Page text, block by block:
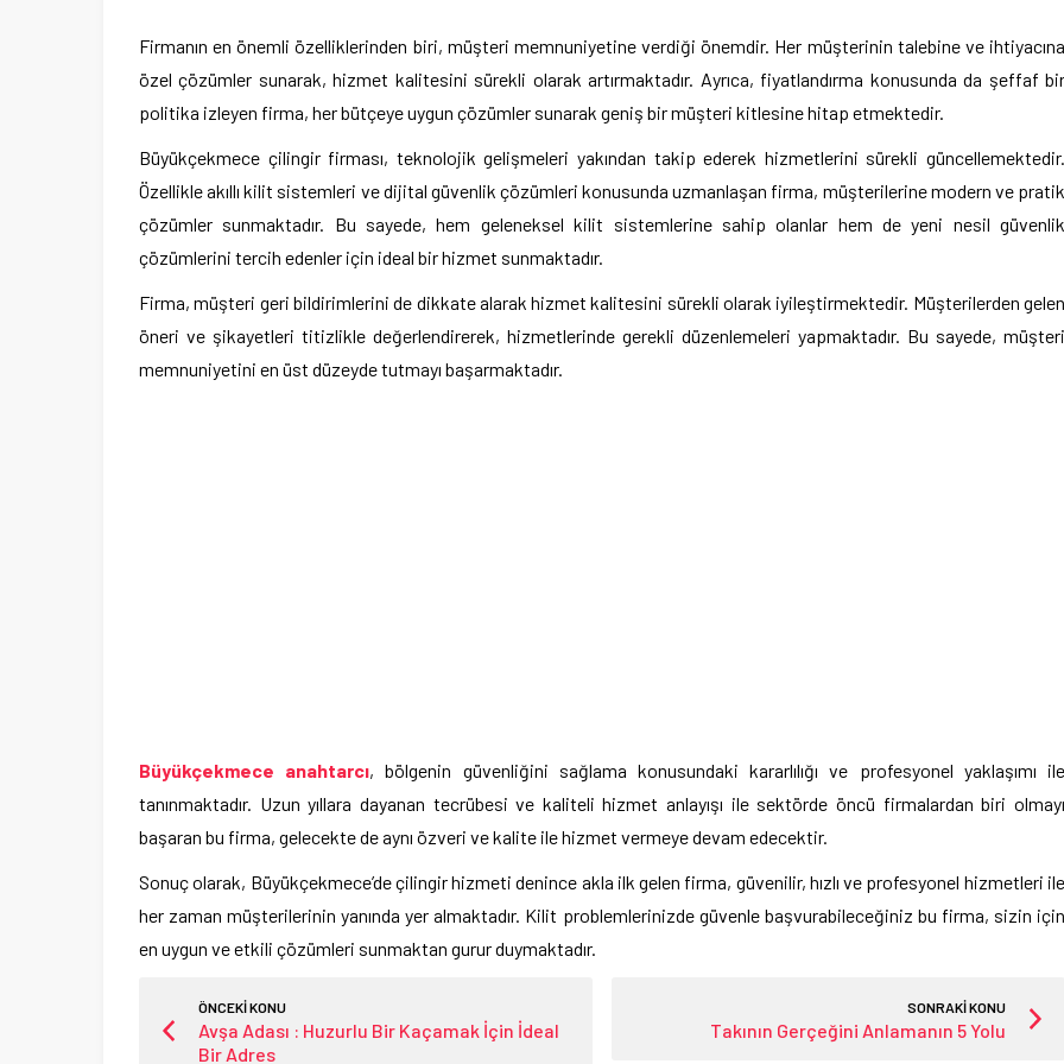
Firmanın en önemli özelliklerinden biri, müşteri memnuniyetine verdiği önemdir. Her müşterinin talebine ve ihtiyacına
özel çözümler sunarak, hizmet kalitesini sürekli olarak artırmaktadır. Ayrıca, fiyatlandırma konusunda da şeffaf bir
politika izleyen firma, her bütçeye uygun çözümler sunarak geniş bir müşteri kitlesine hitap etmektedir.
Büyükçekmece çilingir firması, teknolojik gelişmeleri yakından takip ederek hizmetlerini sürekli güncellemektedir.
Özellikle akıllı kilit sistemleri ve dijital güvenlik çözümleri konusunda uzmanlaşan firma, müşterilerine modern ve pratik
çözümler sunmaktadır. Bu sayede, hem geleneksel kilit sistemlerine sahip olanlar hem de yeni nesil güvenlik
çözümlerini tercih edenler için ideal bir hizmet sunmaktadır.
Firma, müşteri geri bildirimlerini de dikkate alarak hizmet kalitesini sürekli olarak iyileştirmektedir. Müşterilerden gelen
öneri ve şikayetleri titizlikle değerlendirerek, hizmetlerinde gerekli düzenlemeleri yapmaktadır. Bu sayede, müşteri
memnuniyetini en üst düzeyde tutmayı başarmaktadır.
Büyükçekmece anahtarcı, bölgenin güvenliğini sağlama konusundaki kararlılığı ve profesyonel yaklaşımı ile
tanınmaktadır. Uzun yıllara dayanan tecrübesi ve kaliteli hizmet anlayışı ile sektörde öncü firmalardan biri olmayı
başaran bu firma, gelecekte de aynı özveri ve kalite ile hizmet vermeye devam edecektir.
Sonuç olarak, Büyükçekmece’de çilingir hizmeti denince akla ilk gelen firma, güvenilir, hızlı ve profesyonel hizmetleri ile
her zaman müşterilerinin yanında yer almaktadır. Kilit problemlerinizde güvenle başvurabileceğiniz bu firma, sizin için
en uygun ve etkili çözümleri sunmaktan gurur duymaktadır.
ÖNCEKİ KONU
Avşa Adası : Huzurlu Bir Kaçamak İçin İdeal
Bir Adres
SONRAKİ KONU
Takının Gerçeğini Anlamanın 5 Yolu